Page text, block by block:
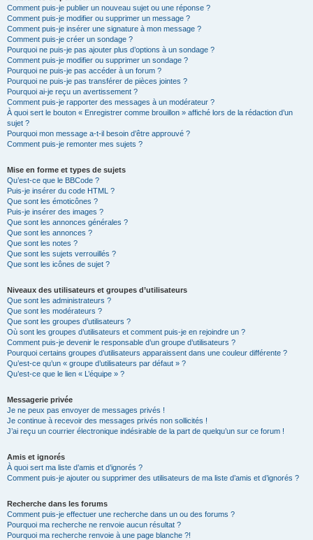
Comment puis-je publier un nouveau sujet ou une réponse ?
Comment puis-je modifier ou supprimer un message ?
Comment puis-je insérer une signature à mon message ?
Comment puis-je créer un sondage ?
Pourquoi ne puis-je pas ajouter plus d’options à un sondage ?
Comment puis-je modifier ou supprimer un sondage ?
Pourquoi ne puis-je pas accéder à un forum ?
Pourquoi ne puis-je pas transférer de pièces jointes ?
Pourquoi ai-je reçu un avertissement ?
Comment puis-je rapporter des messages à un modérateur ?
À quoi sert le bouton « Enregistrer comme brouillon » affiché lors de la rédaction d’un
sujet ?
Pourquoi mon message a-t-il besoin d’être approuvé ?
Comment puis-je remonter mes sujets ?
Mise en forme et types de sujets
Qu’est-ce que le BBCode ?
Puis-je insérer du code HTML ?
Que sont les émoticônes ?
Puis-je insérer des images ?
Que sont les annonces générales ?
Que sont les annonces ?
Que sont les notes ?
Que sont les sujets verrouillés ?
Que sont les icônes de sujet ?
Niveaux des utilisateurs et groupes d’utilisateurs
Que sont les administrateurs ?
Que sont les modérateurs ?
Que sont les groupes d’utilisateurs ?
Où sont les groupes d’utilisateurs et comment puis-je en rejoindre un ?
Comment puis-je devenir le responsable d’un groupe d’utilisateurs ?
Pourquoi certains groupes d’utilisateurs apparaissent dans une couleur différente ?
Qu’est-ce qu’un « groupe d’utilisateurs par défaut » ?
Qu’est-ce que le lien « L’équipe » ?
Messagerie privée
Je ne peux pas envoyer de messages privés !
Je continue à recevoir des messages privés non sollicités !
J’ai reçu un courrier électronique indésirable de la part de quelqu’un sur ce forum !
Amis et ignorés
À quoi sert ma liste d’amis et d’ignorés ?
Comment puis-je ajouter ou supprimer des utilisateurs de ma liste d’amis et d’ignorés ?
Recherche dans les forums
Comment puis-je effectuer une recherche dans un ou des forums ?
Pourquoi ma recherche ne renvoie aucun résultat ?
Pourquoi ma recherche renvoie à une page blanche ?!